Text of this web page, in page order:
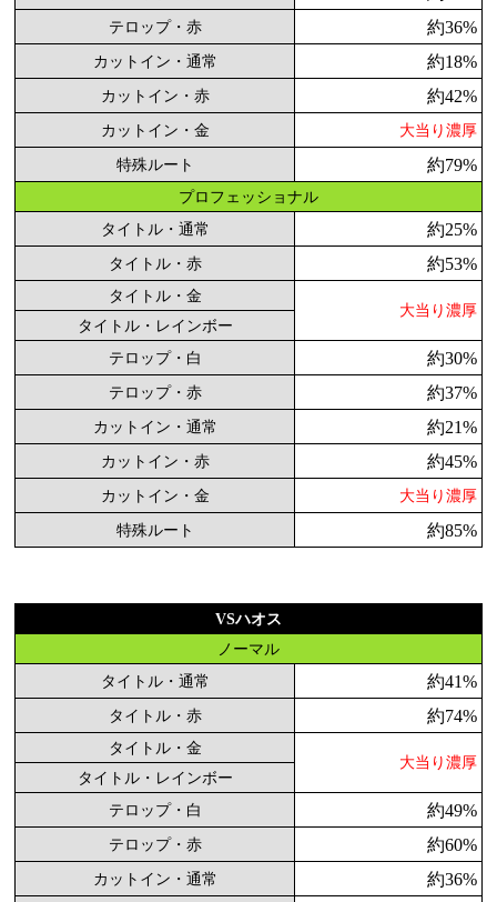
テロップ・赤 約36%
カットイン・通常 約18%
カットイン・赤 約42%
カットイン・金 大当り濃厚
特殊ルート 約79%
プロフェッショナル
タイトル・通常
約25%
タイトル・赤 約53%
タイトル・金
大当り濃厚
タイトル・レインボー
テロップ・白
約30%
テロップ・赤 約37%
カットイン・通常 約21%
カットイン・赤 約45%
カットイン・金 大当り濃厚
特殊ルート 約85%
VSハオス
ノーマル
タイトル・通常
約41%
タイトル・赤 約74%
タイトル・金
大当り濃厚
タイトル・レインボー
テロップ・白
約49%
テロップ・赤 約60%
カットイン・通常 約36%